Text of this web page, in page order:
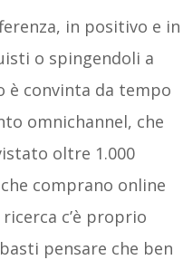
in positivo e in
o spingendoli a
convinta da tempo
omnichannel, che
oltre 1.000
comprano online
c’è proprio
pensare che ben